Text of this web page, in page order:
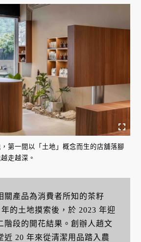
第一間以「土地」概念而生的店舖落腳
走越深。
關產品為消費者所知的茶籽
的土地摸索後，於 2023 年迎
階段的開花結果。創辦人趙文
近 20 年來從清潔用品踏入農